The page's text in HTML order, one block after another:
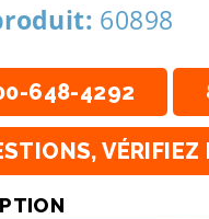
60898
648-4292